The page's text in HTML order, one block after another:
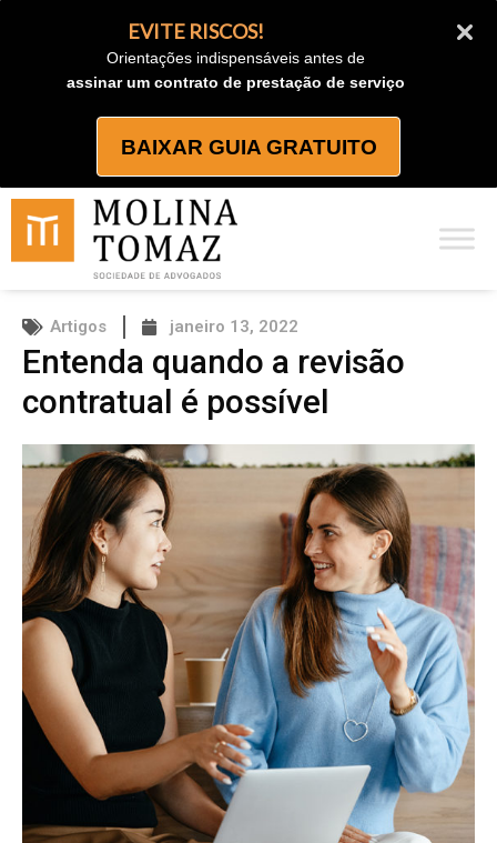
EVITE RISCOS!
Orientações indispensáveis antes de
assinar um contrato de prestação de serviço
BAIXAR GUIA GRATUITO
Artigos janeiro 13, 2022
Entenda quando a revisão
contratual é possível